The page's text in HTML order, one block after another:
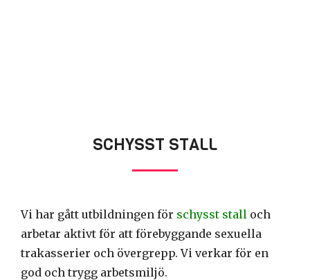
SCHYSST STALL
Vi har gått utbildningen för schysst stall och
arbetar aktivt för att förebyggande sexuella
trakasserier och övergrepp. Vi verkar för en
god och trygg arbetsmiljö.